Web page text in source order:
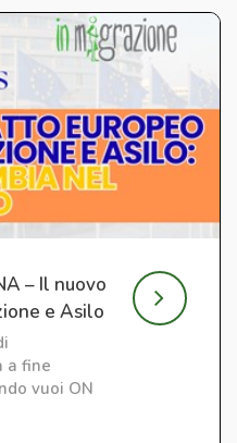
– Il nuovo
e Asilo
a fine
vuoi ON